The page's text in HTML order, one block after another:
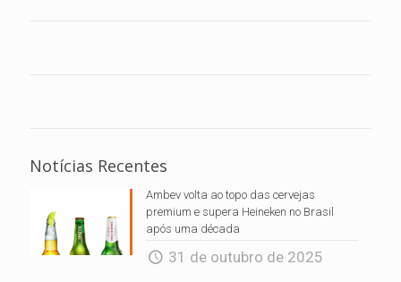
Notícias Recentes
Ambev volta ao topo das cervejas
premium e supera Heineken no Brasil
após uma década
31 de outubro de 2025